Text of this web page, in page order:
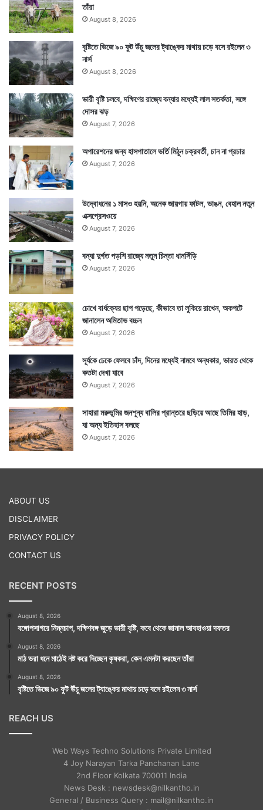
তাঁরা
August 8, 2026
বৃষ্টিতে ভিজে ৯০ ফুট উঁচু জলের ট্যাঙ্কের মাথায় চড়ে বসে রইলেন ৩
নার্স
August 8, 2026
ভারী বৃষ্টি চলবে, দক্ষিণের রাজ্যে বন্যার মধ্যেই লাল সতর্কতা, সঙ্গে
দোসর ঝড়
August 7, 2026
অপারেশনের জন্য হাসপাতালে ভর্তি মিঠুন চক্রবর্তী, চান না প্রচার
August 7, 2026
উদ্বোধনের ১ মাসও হয়নি, অনেক জায়গায় ফাটল, ভাঙন, বেহাল নতুন
এক্সপ্রেসওয়ে
August 7, 2026
বন্যা দুর্গত পড়শি রাজ্যে নতুন চিন্তা ধানসিঁড়ি
August 7, 2026
চোখে বার্ধক্যের ছাপ পড়েছে, কীভাবে তা লুকিয়ে রাখেন, অকপটে
জানালেন অমিতাভ বচ্চন
August 7, 2026
সূর্যকে ঢেকে ফেলবে চাঁদ, দিনের মধ্যেই নামবে অন্ধকার, ভারত থেকে
কতটা দেখা যাবে
August 7, 2026
সাহারা মরুভূমির জনশূন্য বালির প্রান্তরে ছড়িয়ে আছে তিমির হাড়,
যা অন্য ইতিহাস বলছে
August 7, 2026
ABOUT US
DISCLAIMER
PRIVACY POLICY
CONTACT US
RECENT POSTS
August 8, 2026
বঙ্গোপসাগরে নিম্নচাপ, দক্ষিণবঙ্গ জুড়ে ভারী বৃষ্টি, কবে থেকে জানাল আবহাওয়া দফতর
August 8, 2026
মাঠ ভরা ধনে মাঠেই নষ্ট করে দিচ্ছেন কৃষকরা, কেন এমনটা করছেন তাঁরা
August 8, 2026
বৃষ্টিতে ভিজে ৯০ ফুট উঁচু জলের ট্যাঙ্কের মাথায় চড়ে বসে রইলেন ৩ নার্স
REACH US
Web Ways Techno Solutions Private Limited
4 Joy Narayan Tarka Panchanan Lane
2nd Floor Kolkata 700011 India
News Desk : newsdesk@nilkantho.in
General / Business Query : mail@nilkantho.in